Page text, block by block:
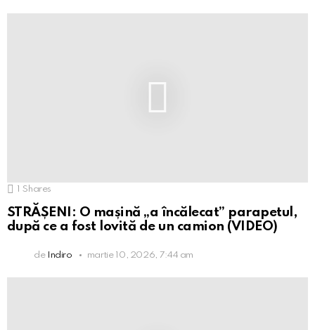
Shares
STRĂȘENI: O mașină „a încălecat” parapetul,
după ce a fost lovită de un camion (VIDEO)
de Indiro martie 10, 2026, 7:44 am